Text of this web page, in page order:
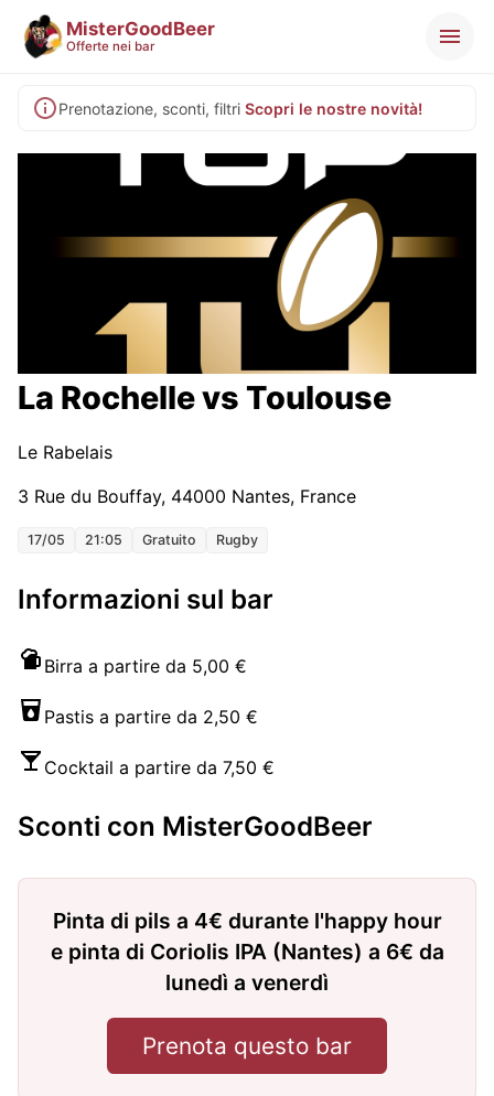
MisterGoodBeer
Offerte nei bar
Prenotazione, sconti, filtri Scopri le nostre novità!
La Rochelle vs Toulouse
Le Rabelais
3 Rue du Bouffay, 44000 Nantes, France
17/05 21:05 Gratuito Rugby
Informazioni sul bar
Birra a partire da 5,00 €
Pastis a partire da 2,50 €
Cocktail a partire da 7,50 €
Sconti con MisterGoodBeer
Pinta di pils a 4€ durante l'happy hour
e pinta di Coriolis IPA (Nantes) a 6€ da
lunedì a venerdì
Prenota questo bar